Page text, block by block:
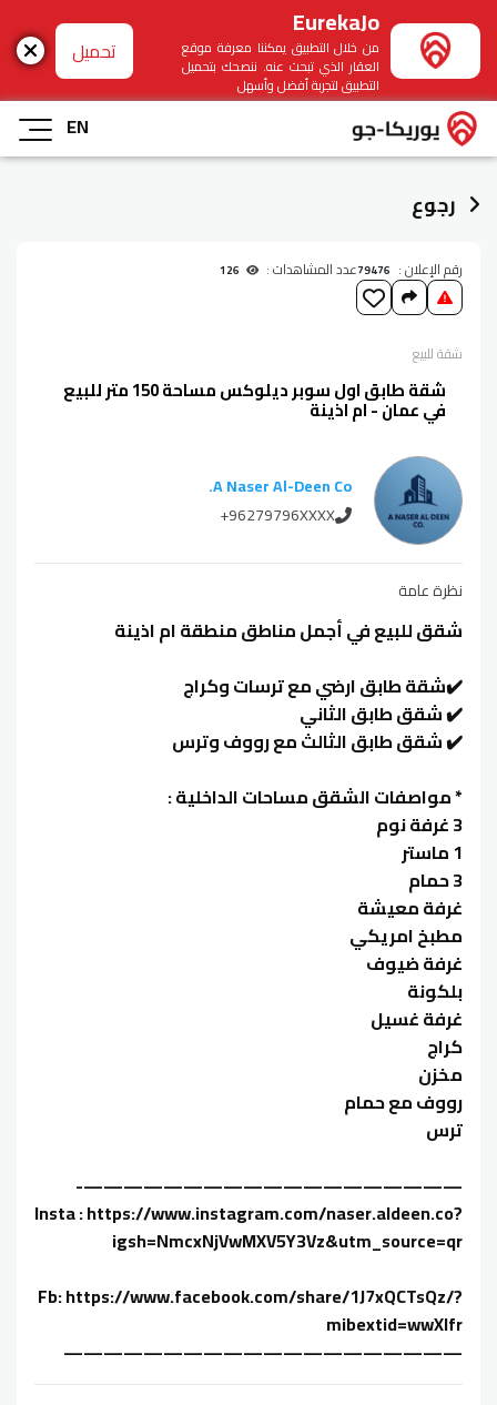
EurekaJo
من خلال التطبيق يمكننا معرفة موقع
العقار الذي تبحث عنه. ننصحك بتحميل
التطبيق لتجربة أفضل وأسهل
تحميل
EN
رجوع
رقم الإعلان : 79476عدد المشاهدات :
شقةللبيع
شقة طابق اول سوبر ديلوكس مساحة 150 متر للبيع
في عمان - ام اذينة
A Naser Al-Deen Co.
+96279796XXXX
نظرة عامة
شقق للبيع في أجمل مناطق منطقة ام اذينة
✔️شقة طابق ارضي مع ترسات وكراج
✔️ شقق طابق الثاني
✔️ شقق طابق الثالث مع رووف وترس
* مواصفات الشقق مساحات الداخلية :
3 غرفة نوم
1 ماستر
3 حمام
غرفة معيشة
مطبخ امريكي
غرفة ضيوف
بلكونة
غرفة غسيل
كراج
مخزن
رووف مع حمام
ترس
———————————————————-
Insta : https://www.instagram.com/naser.aldeen.co?
igsh=NmcxNjVwMXV5Y3Vz&utm_source=qr
Fb: https://www.facebook.com/share/1J7xQCTsQz/?
mibextid=wwXIfr
————————————————————